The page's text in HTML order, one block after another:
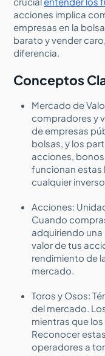
acciones implica
empresas en la
barato y vender
diferencia.
Conceptos
Mercado de
compradores y
de empresas
bolsas, y los
acciones,
funcionan estas
cualquier
Acciones:
Cuando
adquiriendo una
valor de tus
rendimiento de
mercado.
Toros y Osos:
del mercado.
mientras que
Reconocer
operadores a